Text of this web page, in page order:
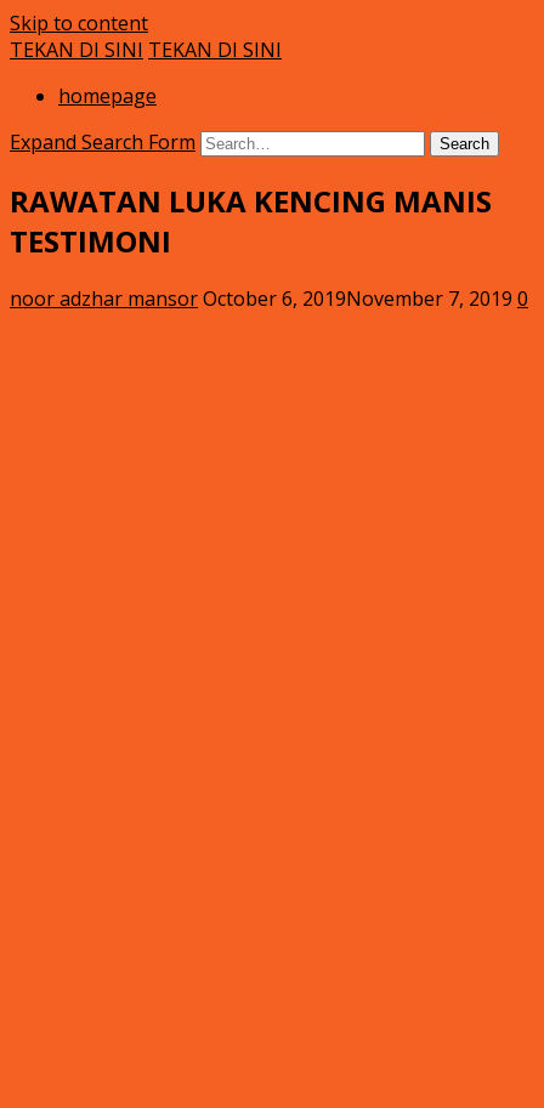
Skip to content
Klinik Putra
TEKAN DI SINI TEKAN DI SINI
homepage
Expand Search Form
Search
RAWATAN LUKA KENCING MANIS
TESTIMONI
noor adzhar mansorOctober 6, 2019November 7, 2019 0